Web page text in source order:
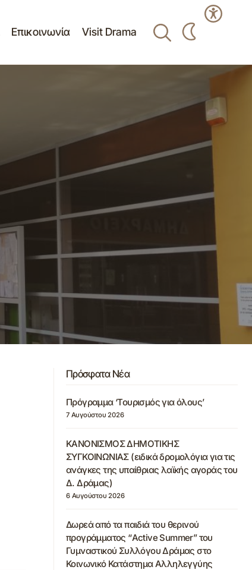
Επικοινωνία Visit Drama
Πρόσκληση σε κατεπείγουσα συνεδρίαση
Πρόσφατα Νέα
Πρόγραμμα ‘Τουρισμός για όλους’
7 Αυγούστου 2026
ΚΑΝΟΝΙΣΜΟΣ ΔΗΜΟΤΙΚΗΣ
ΣΥΓΚΟΙΝΩΝΙΑΣ (ειδικά δρομολόγια για τις
ανάγκες της υπαίθριας λαϊκής αγοράς του
Δ. Δράμας)
6 Αυγούστου 2026
Δωρεά από τα παιδιά του θερινού
προγράμματος “Active Summer” του
Γυμναστικού Συλλόγου Δράμας στο
Κοινωνικό Κατάστημα Αλληλεγγύης